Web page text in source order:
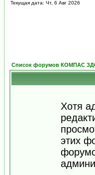
Текущая дата: Чт, 6 Авг 2026
Список форумов КОМПАС
Хотя
этих